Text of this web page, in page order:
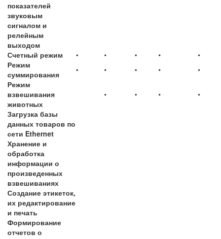
показателей
звуковым
сигналом и
релейным
выходом
Счетный режим
• • • •
•
Режим
суммирования
• • • •
•
Режим
взвешивания
животных
• • •
•
Загрузка базы
данных товаров по
сети Ethernet
Хранение и
обработка
информации о
произведенных
взвешиваниях
Создание этикеток,
их редактирование
и печать
Формирование
отчетов о